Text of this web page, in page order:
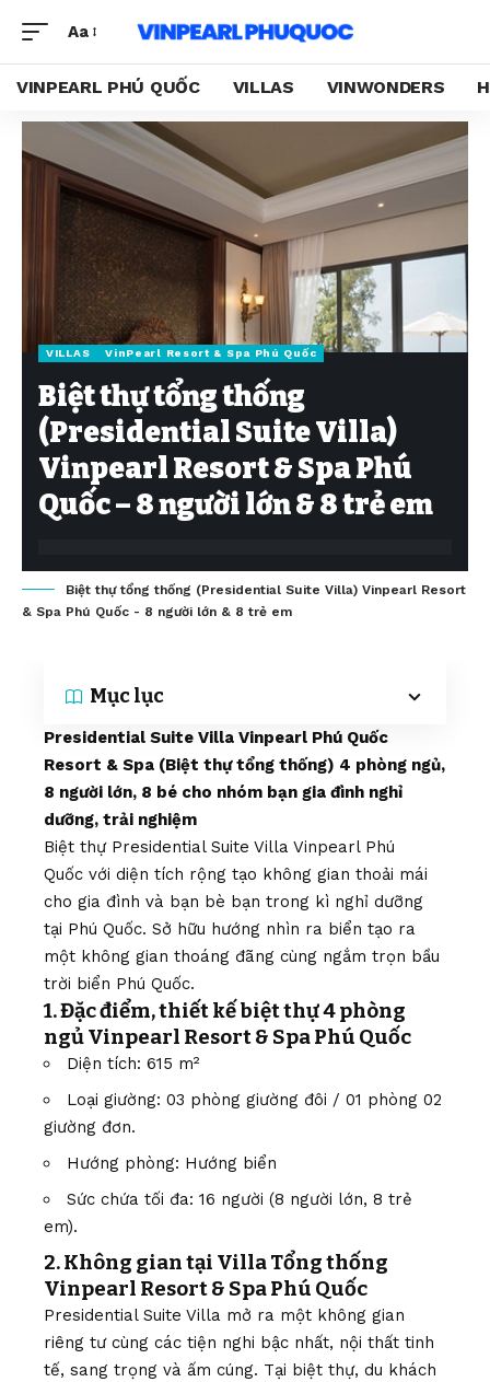
Aa
VINPEARL PHÚ QUỐC VILLAS VINWONDERS
VILLAS VinPearl Resort & Spa Phú Quốc
Biệt thự tổng thống
(Presidential Suite Villa)
Vinpearl Resort & Spa Phú
Quốc – 8 người lớn & 8 trẻ em
Biệt thự tổng thống (Presidential Suite Villa) Vinpearl Resort
& Spa Phú Quốc - 8 người lớn & 8 trẻ em
Mục lục
Presidential Suite Villa Vinpearl Phú Quốc
Resort & Spa (Biệt thự tổng thống) 4 phòng ngủ,
8 người lớn, 8 bé cho nhóm bạn gia đình nghỉ
dưỡng, trải nghiệm
Biệt thự Presidential Suite Villa Vinpearl Phú
Quốc với diện tích rộng tạo không gian thoải mái
cho gia đình và bạn bè bạn trong kì nghỉ dưỡng
tại Phú Quốc. Sở hữu hướng nhìn ra biển tạo ra
một không gian thoáng đãng cùng ngắm trọn bầu
trời biển Phú Quốc.
1. Đặc điểm, thiết kế biệt thự 4 phòng
ngủ Vinpearl Resort & Spa Phú Quốc
Diện tích: 615 m²
Loại giường: 03 phòng giường đôi / 01 phòng 02
giường đơn.
Hướng phòng: Hướng biển
Sức chứa tối đa: 16 người (8 người lớn, 8 trẻ
em).
2. Không gian tại Villa Tổng thống
Vinpearl Resort & Spa Phú Quốc
Presidential Suite Villa mở ra một không gian
riêng tư cùng các tiện nghi bậc nhất, nội thất tinh
tế, sang trọng và ấm cúng. Tại biệt thự, du khách